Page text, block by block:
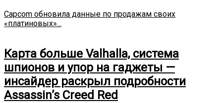
Capcom обновила данные по продажам своих
«платиновых»...
Карта больше Valhalla, система
шпионов и упор на гаджеты —
инсайдер раскрыл подробности
Assassin’s Creed Red